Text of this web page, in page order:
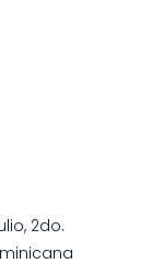
2do.